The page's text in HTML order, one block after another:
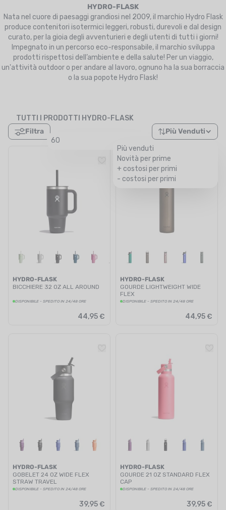
I MIEI PREFERITI
IL BLOG DEI TONTONS
CONTATTO
HYDRO-FLASK
Nata nel cuore di paesaggi grandiosi nel 2009, il marchio Hydro Flask
produce contenitori isotermici leggeri, robusti, durevoli e dal design
curato, per la gioia degli avventurieri e degli utenti di tutti i giorni!
Impegnato in un percorso eco-responsabile, il marchio sviluppa
prodotti rispettosi dell’ambiente e della salute! Per un viaggio,
un'attività outdoor o per andare al lavoro, ognuno ha la sua borraccia
o la sua popote Hydro Flask!
TUTTI I PRODOTTI HYDRO-FLASK
Filtra
60
Più Venduti
Più venduti
Novità per prime
+ costosi per primi
- costosi per primi
HYDRO-FLASK
BICCHIERE 32 OZ ALL AROUND
DISPONIBILE - SPEDITO IN 24/48 ORE
44,95 €
HYDRO-FLASK
GOURDE LIGHTWEIGHT WIDE
FLEX
DISPONIBILE - SPEDITO IN 24/48 ORE
44,95 €
HYDRO-FLASK
GOBELET 24 OZ WIDE FLEX
STRAW TRAVEL
DISPONIBILE - SPEDITO IN 24/48 ORE
39,95 €
HYDRO-FLASK
GOURDE 21 OZ STANDARD FLEX
CAP
DISPONIBILE - SPEDITO IN 24/48 ORE
39,95 €